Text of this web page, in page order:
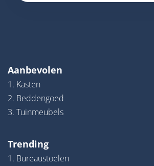
Aanbevolen
1. Kasten
2. Beddengoed
3. Tuinmeubels
Trending
1. Bureaustoelen